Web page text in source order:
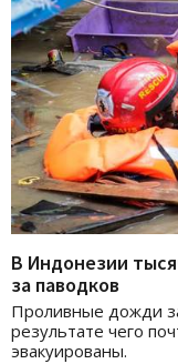
В Индонезии
за паводков
Проливные дожди
результате чего
эвакуированы.